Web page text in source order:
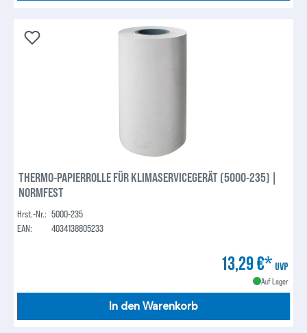
THERMO-PAPIERROLLE FÜR KLIMASERVICEGERÄT (5000-235) |
NORMFEST
Hrst.-Nr.: 5000-235
EAN:
4034138805233
13,29 €* UVP
Auf Lager
In den Warenkorb